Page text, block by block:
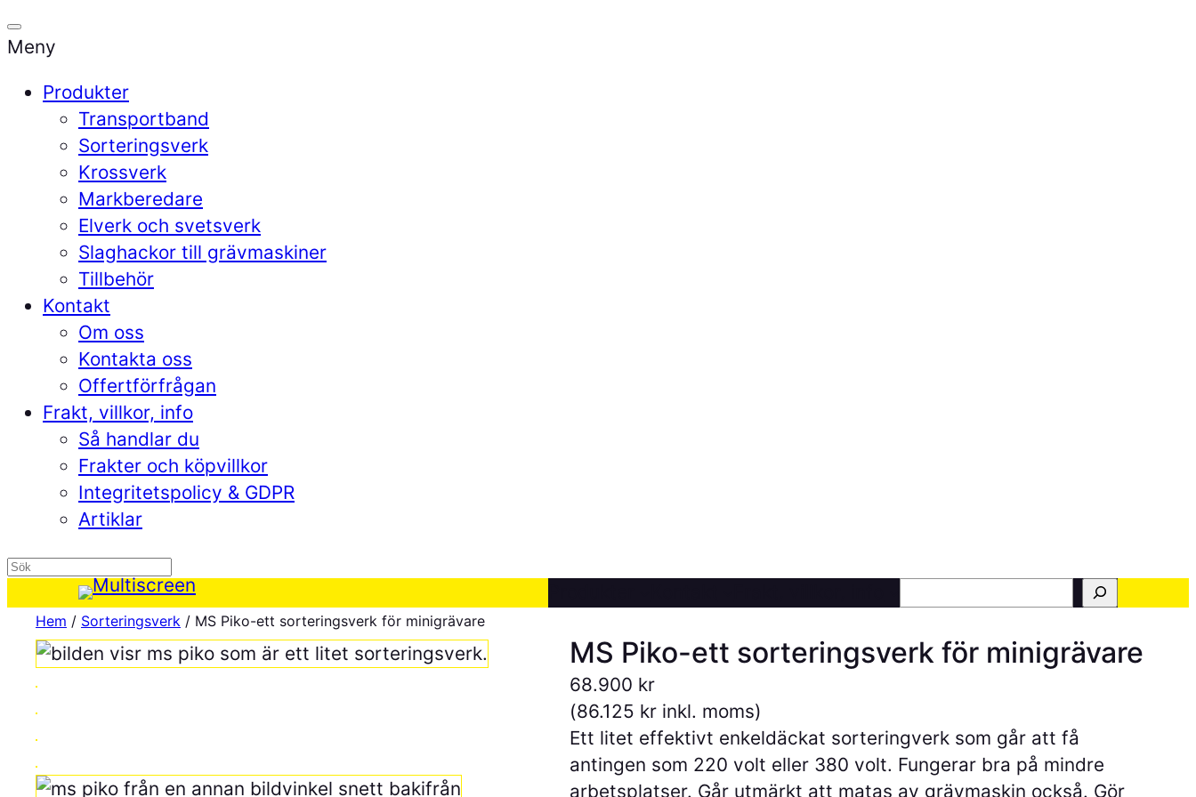
Meny
Produkter
Transportband
Sorteringsverk
Krossverk
Markberedare
Elverk och svetsverk
Slaghackor till grävmaskiner
Tillbehör
Kontakt
Om oss
Kontakta oss
Offertförfrågan
Frakt, villkor, info
Så handlar du
Frakter och köpvillkor
Integritetspolicy & GDPR
Artiklar
Hem / Sorteringsverk / MS Piko-ett sorteringsverk för minigrävare
MS Piko-ett sorteringsverk för minigrävare
68.900 kr
(86.125 kr inkl. moms)
Ett litet effektivt enkeldäckat sorteringverk som går att få
antingen som 220 volt eller 380 volt. Fungerar bra på mindre
arbetsplatser. Går utmärkt att matas av grävmaskin också. Gör